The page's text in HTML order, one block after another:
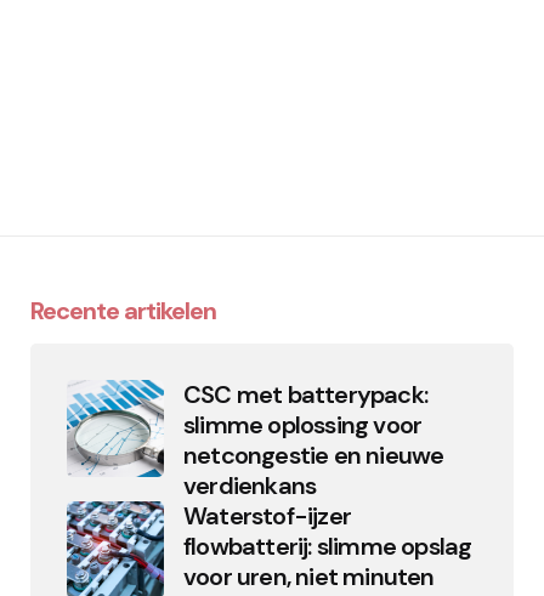
Recente artikelen
CSC met batterypack:
slimme oplossing voor
netcongestie en nieuwe
verdienkans
Waterstof-ijzer
flowbatterij: slimme opslag
voor uren, niet minuten